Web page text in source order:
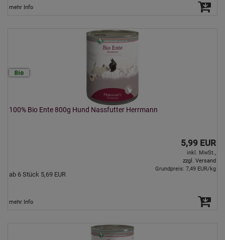
mehr Info
100% Bio Ente 800g Hund Nassfutter Herrmann
5,99 EUR
inkl. MwSt.,
zzgl. Versand
ab 6 Stück 5,69 EUR
Grundpreis: 7,49 EUR/kg
mehr Info